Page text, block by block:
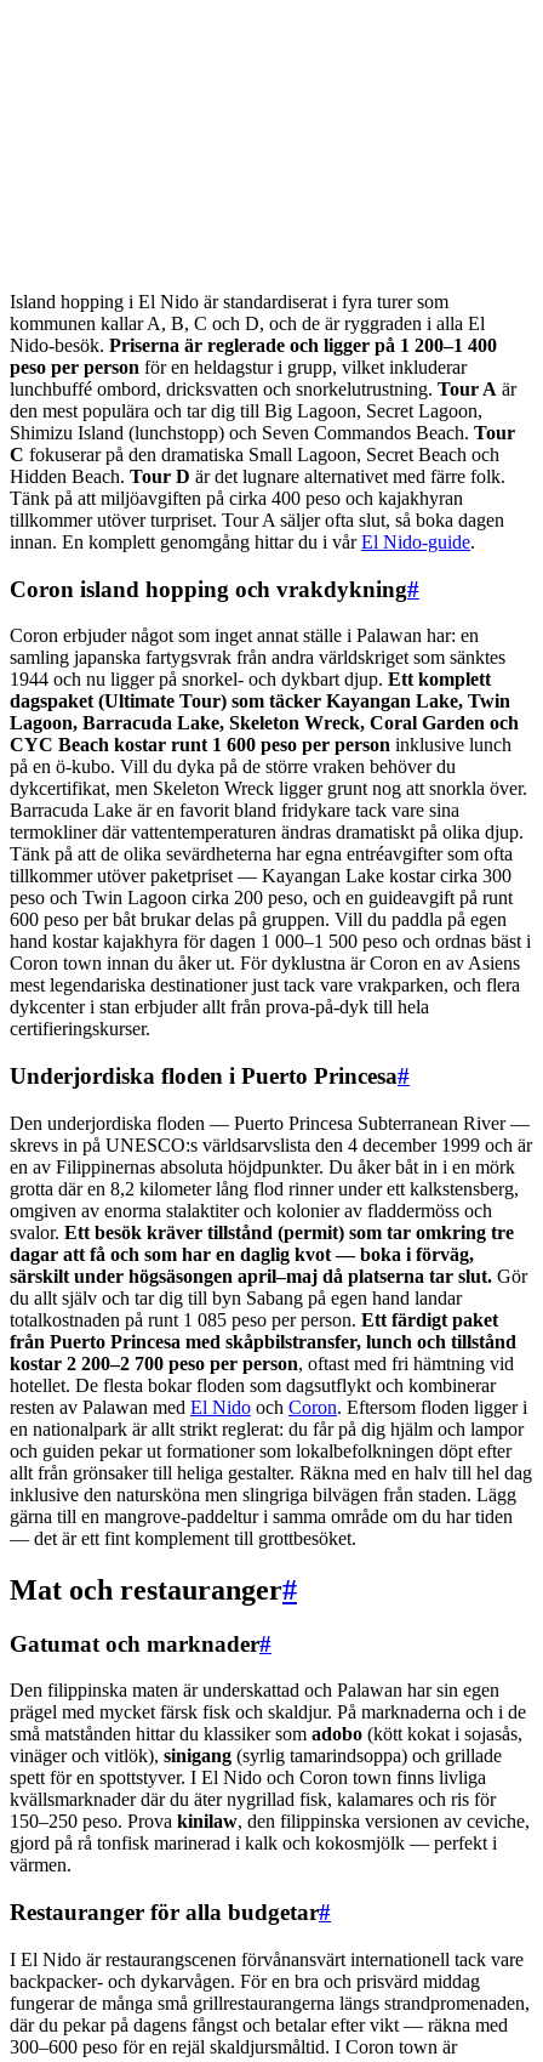
Island hopping i El Nido är standardiserat i fyra turer som
kommunen kallar A, B, C och D, och de är ryggraden i alla El
Nido-besök. Priserna är reglerade och ligger på 1 200–1 400
peso per person för en heldagstur i grupp, vilket inkluderar
lunchbuffé ombord, dricksvatten och snorkelutrustning. Tour A är
den mest populära och tar dig till Big Lagoon, Secret Lagoon,
Shimizu Island (lunchstopp) och Seven Commandos Beach. Tour
C fokuserar på den dramatiska Small Lagoon, Secret Beach och
Hidden Beach. Tour D är det lugnare alternativet med färre folk.
Tänk på att miljöavgiften på cirka 400 peso och kajakhyran
tillkommer utöver turpriset. Tour A säljer ofta slut, så boka dagen
innan. En komplett genomgång hittar du i vårEl Nido-guide.
Coron island hopping och vrakdykning#
Coron erbjuder något som inget annat ställe i Palawan har: en
samling japanska fartygsvrak från andra världskriget som sänktes
1944 och nu ligger på snorkel- och dykbart djup. Ett komplett
dagspaket (Ultimate Tour) som täcker Kayangan Lake, Twin
Lagoon, Barracuda Lake, Skeleton Wreck, Coral Garden och
CYC Beach kostar runt 1 600 peso per person inklusive lunch
på en ö-kubo. Vill du dyka på de större vraken behöver du
dykcertifikat, men Skeleton Wreck ligger grunt nog att snorkla över.
Barracuda Lake är en favorit bland fridykare tack vare sina
termokliner där vattentemperaturen ändras dramatiskt på olika djup.
Tänk på att de olika sevärdheterna har egna entréavgifter som ofta
tillkommer utöver paketpriset — Kayangan Lake kostar cirka 300
peso och Twin Lagoon cirka 200 peso, och en guideavgift på runt
600 peso per båt brukar delas på gruppen. Vill du paddla på egen
hand kostar kajakhyra för dagen 1 000–1 500 peso och ordnas bäst i
Coron town innan du åker ut. För dyklustna är Coron en av Asiens
mest legendariska destinationer just tack vare vrakparken, och flera
dykcenter i stan erbjuder allt från prova-på-dyk till hela
certifieringskurser.
Underjordiska floden i Puerto Princesa#
Den underjordiska floden — Puerto Princesa Subterranean River —
skrevs in på UNESCO:s världsarvslista den 4 december 1999 och är
en av Filippinernas absoluta höjdpunkter. Du åker båt in i en mörk
grotta där en 8,2 kilometer lång flod rinner under ett kalkstensberg,
omgiven av enorma stalaktiter och kolonier av fladdermöss och
svalor. Ett besök kräver tillstånd (permit) som tar omkring tre
dagar att få och som har en daglig kvot — boka i förväg,
särskilt under högsäsongen april–maj då platserna tar slut. Gör
du allt själv och tar dig till byn Sabang på egen hand landar
totalkostnaden på runt 1 085 peso per person. Ett färdigt paket
från Puerto Princesa med skåpbilstransfer, lunch och tillstånd
kostar 2 200–2 700 peso per person, oftast med fri hämtning vid
hotellet. De flesta bokar floden som dagsutflykt och kombinerar
resten av Palawan med El Nido och Coron. Eftersom floden ligger i
en nationalpark är allt strikt reglerat: du får på dig hjälm och lampor
och guiden pekar ut formationer som lokalbefolkningen döpt efter
allt från grönsaker till heliga gestalter. Räkna med en halv till hel dag
inklusive den natursköna men slingriga bilvägen från staden. Lägg
gärna till en mangrove-paddeltur i samma område om du har tiden
— det är ett fint komplement till grottbesöket.
Mat och restauranger#
Gatumat och marknader#
Den filippinska maten är underskattad och Palawan har sin egen
prägel med mycket färsk fisk och skaldjur. På marknaderna och i de
små matstånden hittar du klassiker som adobo (kött kokat i sojasås,
vinäger och vitlök), sinigang (syrlig tamarindsoppa) och grillade
spett för en spottstyver. I El Nido och Coron town finns livliga
kvällsmarknader där du äter nygrillad fisk, kalamares och ris för
150–250 peso. Prova kinilaw, den filippinska versionen av ceviche,
gjord på rå tonfisk marinerad i kalk och kokosmjölk — perfekt i
värmen.
Restauranger för alla budgetar#
I El Nido är restaurangscenen förvånansvärt internationell tack vare
backpacker- och dykarvågen. För en bra och prisvärd middag
fungerar de många små grillrestaurangerna längs strandpromenaden,
där du pekar på dagens fångst och betalar efter vikt — räkna med
300–600 peso för en rejäl skaldjursmåltid. I Coron town är